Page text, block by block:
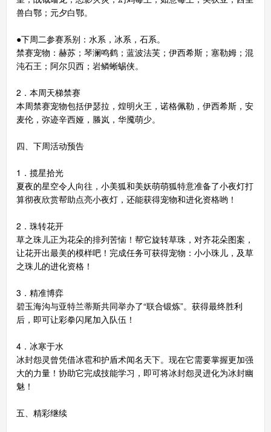
兽白鄂；元夕白鄂。
●下周二参赛系别：水系，冰系，石系。
禁赛宠物：赫苏；琴澜鸣鹤；蓝波法芙；伊西希斯；塞勒姆；混
沌石王；阿尔贝西；岩鳞蜥蜴侠。
2．本周天梯禁赛
本周禁赛宠物包括伊瑟拉，煌明火王，诺格佩勒，伊西希斯，安
麦伦，弥迹辛西娅，螣岚，华魇萌少。
四、下周活动预告
1．揽星拾光
夏夜的星空令人向往，小美狐和美妖萌萌狐特意准备了小夜灯打
算彻夜欣赏帮助点亮小夜灯，还能获得宠物和进化资格哟！
2．珠转花开
草之珠儿正为花朵的排列苦恼！帮它旋转草珠，对齐花朵图案，
让花开出最美的模样吧！完成任务可获得宠物：小小珠儿，及草
之珠儿的进化资格！
3．精准博弈
碧玉海沟与亚特兰蒂斯共同举办了“联合锻炼”。获得最终胜利
后，即可让彩拳闪尾加入队伍！
4．冰寒于水
冰封怨灵曾凭借冰雹和护盾术闻名天下。现在它需要掌握更加强
大的力量！协助它完成技能学习，即可将冰封怨灵进化为冰封幽
魅！
五、精彩继续